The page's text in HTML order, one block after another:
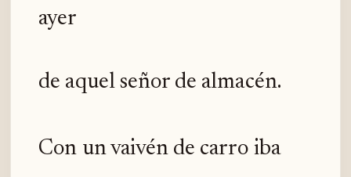
ayer
de aquel señor de almacén.
Con un vaivén de carro iba